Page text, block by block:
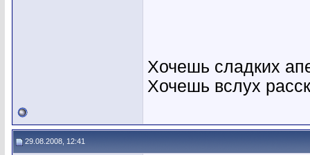
Хочешь сладких
Хочешь вслух
29.08.2008, 12:41